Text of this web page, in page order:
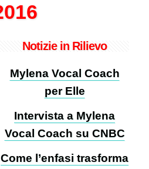
Notizie in Rilievo
Mylena Vocal Coach
per Elle
Intervista a Mylena
Vocal Coach su CNBC
Come l’enfasi trasforma